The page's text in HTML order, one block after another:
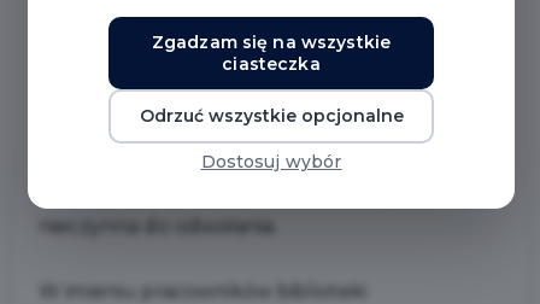
WCIĄŻ NIECZYNNA
W związku ze wzrostem zachorowań na
COVID -19 oraz pogarszającą się sytuacją w
całym kraju, Powiatowa i Miejska Biblioteka
W imieniu pracowników biblioteki
Zgadzam się na wszystkie
ciasteczka
Odrzuć wszystkie opcjonalne
Dostosuj wybór